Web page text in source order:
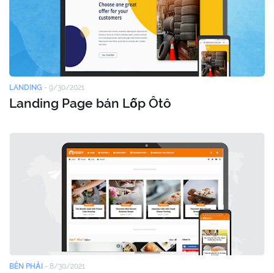
LANDING - 9/30/2021
Landing Page bán Lốp Ôtô
BÊN PHẢI - 8/30/2021